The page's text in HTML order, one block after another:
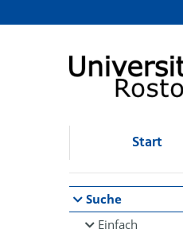
Browsen
direkt zum Inhalt
Start
Suche
Einfach